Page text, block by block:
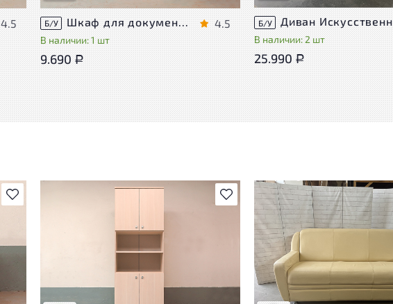
4.5 Б/У
В наличии: 1 шт
4.5
9.690 Р
Б/У
В наличии: 2 шт
25.990 Р
В избранное В избранное
У товара присутствуют незначительные
следы эксплуатации, не влияющие на
удобство его использования
Степень износа находится на
проверки. Вы можете уточнить
дополнительную информацию
сотрудников магазина